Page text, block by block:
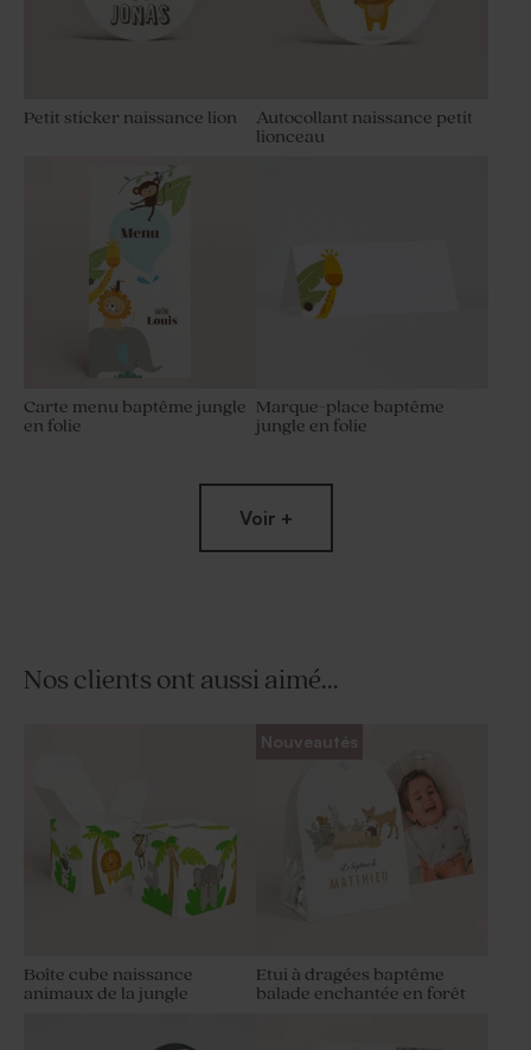
Petit sticker naissance lion
Autocollant naissance petit
lionceau
Carte menu baptême jungle
en folie
Marque-place baptême
jungle en folie
Set de table baptême jungle
en folie
Voir +
Nos clients ont aussi aimé...
Boîte cube naissance
animaux de la jungle
Nouveautés
Etui à dragées baptême
balade enchantée en forêt